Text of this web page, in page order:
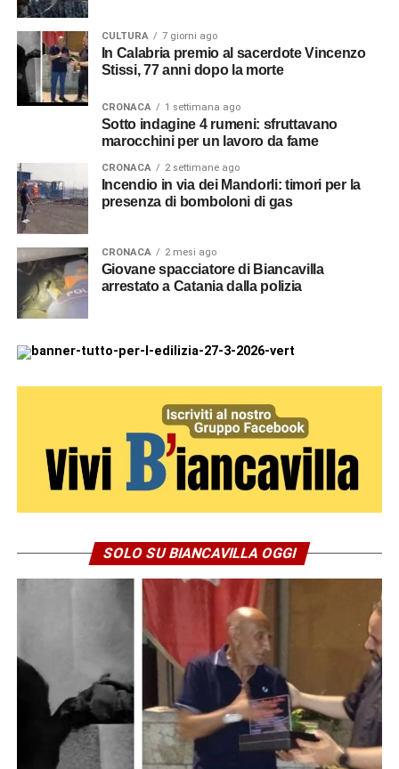
CULTURA 7 giorni ago
In Calabria premio al sacerdote Vincenzo
Stissi, 77 anni dopo la morte
CRONACA 1 settimana ago
Sotto indagine 4 rumeni: sfruttavano
marocchini per un lavoro da fame
CRONACA 2 settimane ago
Incendio in via dei Mandorli: timori per la
presenza di bomboloni di gas
CRONACA 2 mesi ago
Giovane spacciatore di Biancavilla
arrestato a Catania dalla polizia
SOLO SU BIANCAVILLA OGGI